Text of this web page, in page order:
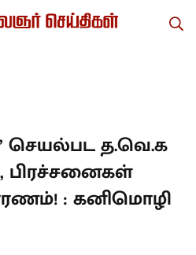
செயல்பட த.வெ.க
பிரச்சனைகள்
: கனிமொழி